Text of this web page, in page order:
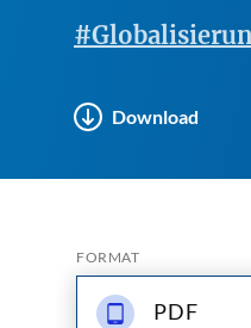
Download
FORMAT
PDF